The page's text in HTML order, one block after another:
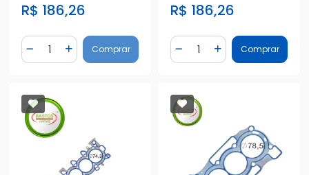
R$ 186,26
Diminuir Quantidade
Quantidade
Adicionar Quantidade
Comprar
R$ 186,26
Diminuir Quantidade
Quantidade
AdicionarComprar